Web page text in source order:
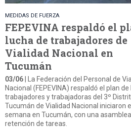
MEDIDAS DE FUERZA
FEPEVINA respaldó el
lucha de trabajadores de
Vialidad Nacional en
Tucumán
03/06 | La Federación del Personal de
Nacional (FEPEVINA) respaldó el plan
trabajadores y trabajadoras del 3º
Tucumán de Vialidad Nacional iniciaron
semana en Tucumán, con una
retención de tareas.